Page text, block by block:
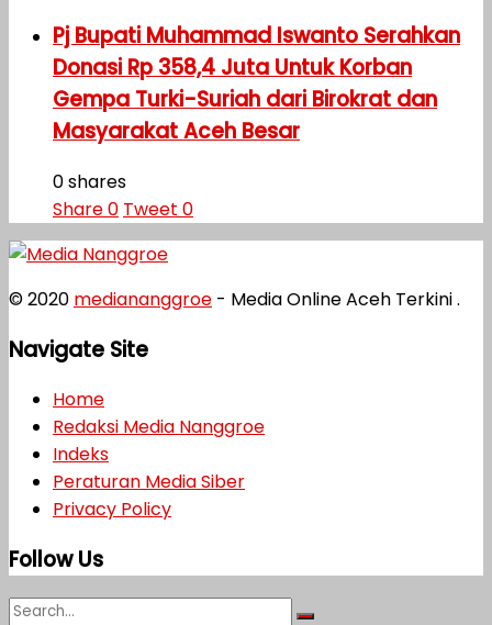
Pj Bupati Muhammad Iswanto Serahkan
Donasi Rp 358,4 Juta Untuk Korban
Gempa Turki-Suriah dari Birokrat dan
Masyarakat Aceh Besar
0 shares
Share0 Tweet 0
© 2020 mediananggroe - Media Online Aceh Terkini .
Navigate Site
Home
Redaksi Media Nanggroe
Indeks
Peraturan Media Siber
Privacy Policy
Follow Us